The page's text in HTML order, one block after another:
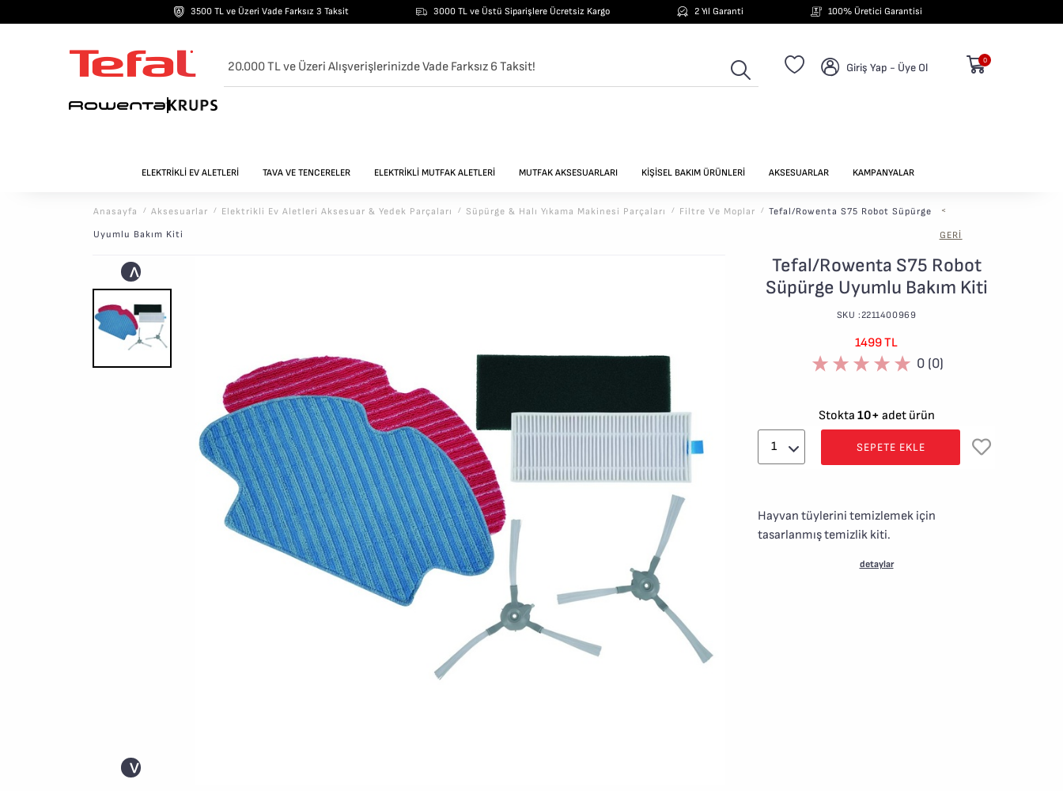
3500 TL ve Üzeri Vade Farksız 3 Taksit 3000 TL ve Üstü Siparişlere Ücretsiz Kargo 2 Yıl Garanti 100% Üretici Garantisi
20.000 TL ve Üzeri Alışverişlerinizde Vade Farksız 6 Taksit! Giriş Yap - Üye Ol
0
ELEKTRİKLİ EV ALETLERİ TAVA VE TENCERELER ELEKTRİKLİ MUTFAK ALETLERİ MUTFAK AKSESUARLARI KİŞİSEL BAKIM ÜRÜNLERİ AKSESUARLAR KAMPANYALAR
Anasayfa / Aksesuarlar / Elektrikli Ev Aletleri Aksesuar & Yedek Parçaları / Süpürge & Halı Yıkama Makinesi Parçaları / Filtre Ve Moplar / Tefal/Rowenta S75 Robot Süpürge
Uyumlu Bakım Kiti
<
GERI
>
<
Tefal/Rowenta S75 Robot
Süpürge Uyumlu Bakım Kiti
SKU :2211400969
1499 TL
0 (0)
Stokta 10+ adet ürün
SEPETE EKLE
Hayvan tüylerini temizlemek için
tasarlanmış temizlik kiti.
detaylar